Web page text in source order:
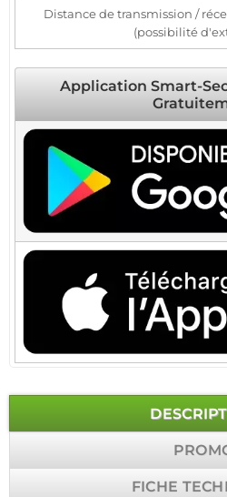
Distance de transmission /
(possibilité
Application Smart-
FICHE